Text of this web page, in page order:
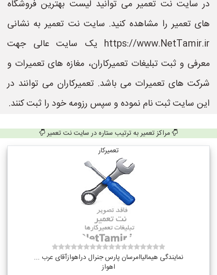
در سایت نت تعمیر می توانید لیست بهترین فروشگاه
های تعمیر را مشاهده کنید. سایت نت تعمیر به نشانی
https://www.NetTamir.ir یک سایت عالی جهت
معرفی و ثبت تبلیغات تعمیرکاران، مغازه های تعمیرات و
شرکت های تعمیرات می باشد. تعمیرکاران می توانند در
این سایت ثبت نام نموده و سپس رزومه خود را ثبت کنند.
مراکز تعمیر به ترتیب ستاره در سایت نت تعمیر
تعمیرکار
نمایندگی هیمالیاامرسان پارس جنرال دراهوازآقای عرب ...
اهواز